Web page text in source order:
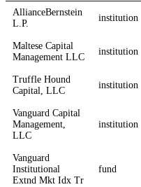
AllianceBernstein
L.P.
institution
Maltese Capital
Management LLC
institution
Truffle Hound
Capital, LLC
institution
Vanguard Capital
Management,
LLC
institution
Vanguard
Institutional
Extnd Mkt Idx Tr
fund